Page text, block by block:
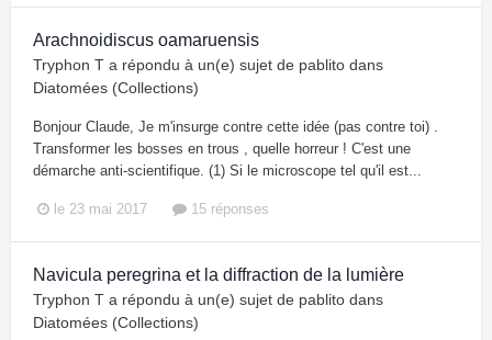
Arachnoidiscus oamaruensis
Tryphon T a répondu à un(e) sujet de pablito dans
Diatomées (Collections)
Bonjour Claude, Je m'insurge contre cette idée (pas contre toi) .
Transformer les bosses en trous , quelle horreur ! C'est une
démarche anti-scientifique. (1) Si le microscope tel qu'il est...
le 23 mai 2017 15 réponses
Navicula peregrina et la diffraction de la lumière
Tryphon T a répondu à un(e) sujet de pablito dans
Diatomées (Collections)